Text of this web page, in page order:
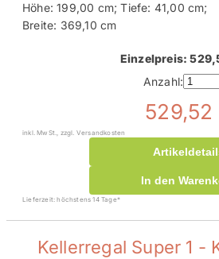
Höhe: 199,00 cm; Tiefe: 41,00 cm;
Breite: 369,10 cm
Einzelpreis:
Anzahl:
529,52
inkl. MwSt., zzgl. Versandkosten
In den
Lieferzeit: höchstens 14 Tage*
Kellerregal Super 1 -